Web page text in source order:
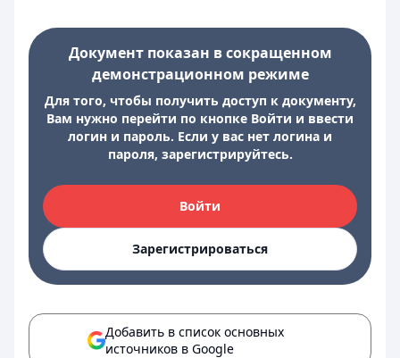
Документ показан в сокращенном
демонстрационном режиме
Для того, чтобы получить доступ к документу,
Вам нужно перейти по кнопке Войти и ввести
логин и пароль. Если у вас нет логина и
пароля, зарегистрируйтесь.
Войти
Зарегистрироваться
Добавить в список основных
источников в Google